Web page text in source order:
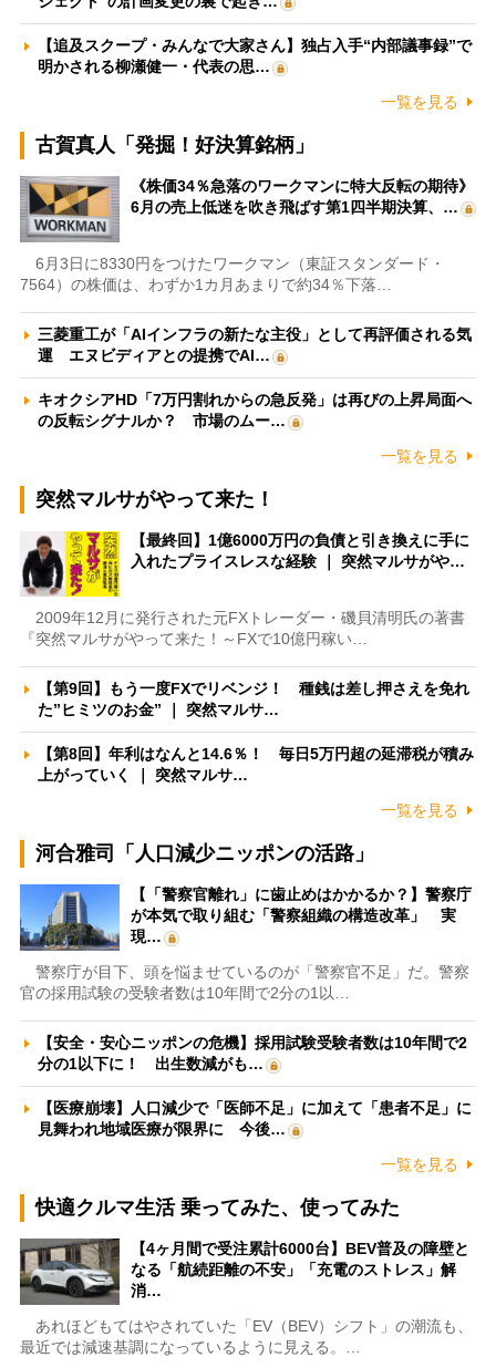
【追及スクープ・みんなで大家さん】独占入手“内部議事録”で
明かされる柳瀬健一・代表の思…
一覧を見る
古賀真人「発掘！好決算銘柄」
《株価34％急落のワークマンに特大反転の期待》
6月の売上低迷を吹き飛ばす第1四半期決算、…
6月3日に8330円をつけたワークマン（東証スタンダード・
7564）の株価は、わずか1カ月あまりで約34％下落…
三菱重工が「AIインフラの新たな主役」として再評価される気
運 エヌビディアとの提携でAI…
キオクシアHD「7万円割れからの急反発」は再びの上昇局面へ
の反転シグナルか？ 市場のムー…
一覧を見る
突然マルサがやって来た！
【最終回】1億6000万円の負債と引き換えに手に
入れたプライスレスな経験 ｜ 突然マルサがや…
2009年12月に発行された元FXトレーダー・磯貝清明氏の著書
『突然マルサがやって来た！～FXで10億円稼い…
【第9回】もう一度FXでリベンジ！ 種銭は差し押さえを免れ
た”ヒミツのお金” ｜ 突然マルサ…
【第8回】年利はなんと14.6％！ 毎日5万円超の延滞税が積み
上がっていく ｜ 突然マルサ…
一覧を見る
河合雅司「人口減少ニッポンの活路」
【「警察官離れ」に歯止めはかかるか？】警察庁
が本気で取り組む「警察組織の構造改革」 実
現…
警察庁が目下、頭を悩ませているのが「警察官不足」だ。警察
官の採用試験の受験者数は10年間で2分の1以…
【安全・安心ニッポンの危機】採用試験受験者数は10年間で2
分の1以下に！ 出生数減がも…
【医療崩壊】人口減少で「医師不足」に加えて「患者不足」に
見舞われ地域医療が限界に 今後…
一覧を見る
快適クルマ生活 乗ってみた、使ってみた
【4ヶ月間で受注累計6000台】BEV普及の障壁と
なる「航続距離の不安」「充電のストレス」解
消…
あれほどもてはやされていた「EV（BEV）シフト」の潮流も、
最近では減速基調になっているように見える。…